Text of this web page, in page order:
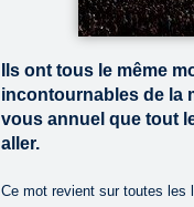
Ils ont tous le même
incontournables de la
vous annuel que tout
aller.
Ce mot revient sur toutes les